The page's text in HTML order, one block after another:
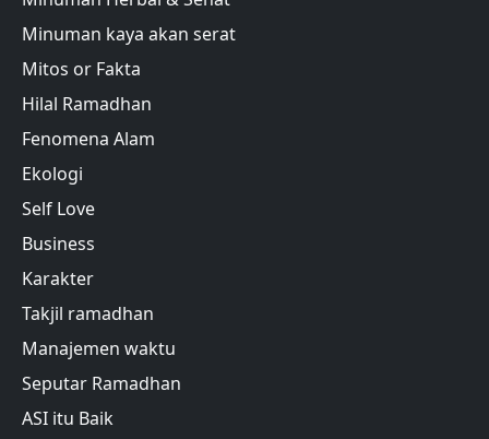
Minuman kaya akan serat
Mitos or Fakta
Hilal Ramadhan
Fenomena Alam
Ekologi
Self Love
Business
Karakter
Takjil ramadhan
Manajemen waktu
Seputar Ramadhan
ASI itu Baik